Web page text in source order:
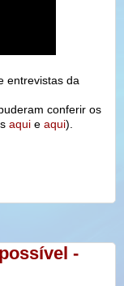
entrevistas da
conferir os
aqui e aqui).
-